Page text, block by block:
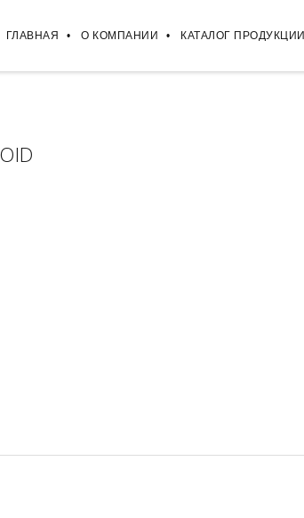
ГЛАВНАЯ О КОМПАНИИ КАТАЛОГ ПРОДУКЦИИ